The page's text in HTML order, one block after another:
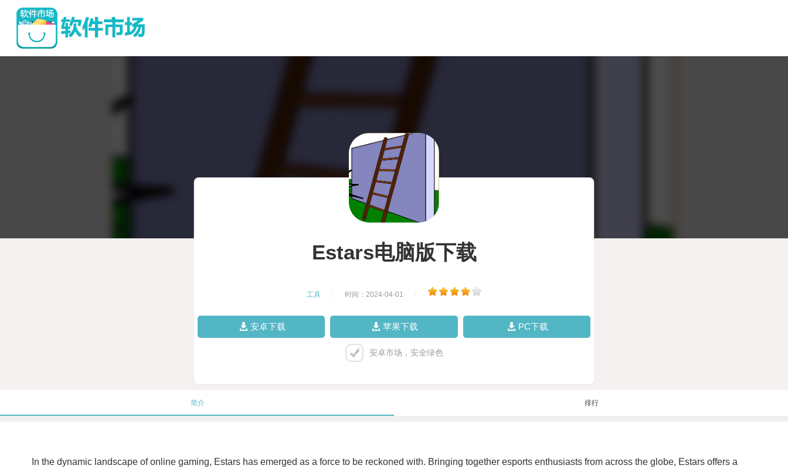
Estars电脑版下载
工具 时间：2024-04-01
安卓下载 苹果下载 PC下载
安卓市场，安全绿色
简介 排行
In the dynamic landscape of online gaming, Estars has emerged as a force to be reckoned with. Bringing together esports enthusiasts from across the globe, Estars offers a